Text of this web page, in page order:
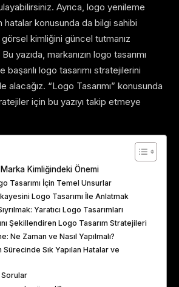
Ayrıca, logo yenileme
hatalar konusunda da bilgi sahibi
görsel kimliğini güncel tutmanız
yazıda, markanızın logo tasarımı
logo tasarımı stratejilerini
alacağız. “Logo Tasarımı” konusunda
için bu yazıyı takip etmeye
Marka Kimliğindeki Önemi
Tasarımı İçin Temel Unsurlar
Logo Tasarımı İle Anlatmak
Yaratıcı Logo Tasarımları
Şekillendiren Logo Tasarım Stratejileri
Ne Zaman ve Nasıl Yapılmalı?
Sürecinde Sık Yapılan Hatalar ve
Sorular